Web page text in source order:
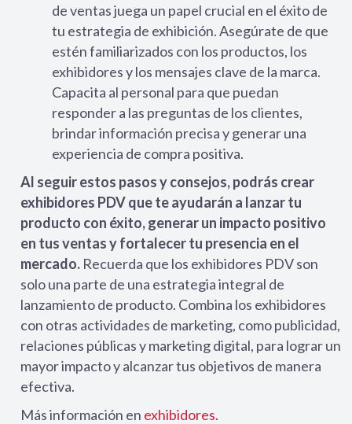
de ventas juega un papel crucial en el éxito de
tu estrategia de exhibición. Asegúrate de que
estén familiarizados con los productos, los
exhibidores y los mensajes clave de la marca.
Capacita al personal para que puedan
responder a las preguntas de los clientes,
brindar información precisa y generar una
experiencia de compra positiva.
Al seguir estos pasos y consejos, podrás crear
exhibidores PDV que te ayudarán a lanzar tu
producto con éxito, generar un impacto positivo
en tus ventas y fortalecer tu presencia en el
mercado. Recuerda que los exhibidores PDV son
solo una parte de una estrategia integral de
lanzamiento de producto. Combina los exhibidores
con otras actividades de marketing, como publicidad,
relaciones públicas y marketing digital, para lograr un
mayor impacto y alcanzar tus objetivos de manera
efectiva.
Más información en exhibidores.